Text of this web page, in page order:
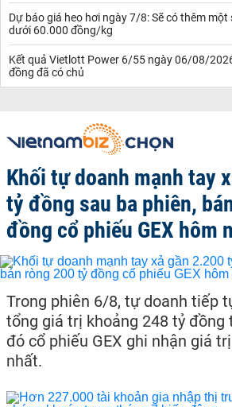
Dự báo giá heo hơi ngày 7/8: Sẽ có thêm
dưới 60.000 đồng/kg
Kết quả Vietlott Power 6/55 ngày 06/08/
đồng đã có chủ
Khối tự doanh mạnh tay
tỷ đồng sau ba phiên,
đồng cổ phiếu GEX hôm
Trong phiên 6/8, tự doanh tiếp
tổng giá trị khoảng 248 tỷ đồng
đó cổ phiếu GEX ghi nhận giá
nhất.